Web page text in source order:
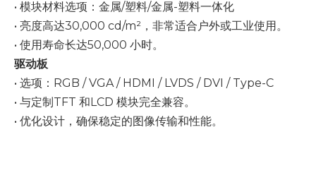
• 模块材料选项：金属/塑料/金属-塑料一体化
• 亮度高达30,000 cd/m²，非常适合户外或工业使用。
• 使用寿命长达50,000 小时。
驱动板
• 选项：RGB / VGA / HDMI / LVDS / DVI / Type-C
• 与定制TFT 和LCD 模块完全兼容。
• 优化设计，确保稳定的图像传输和性能。